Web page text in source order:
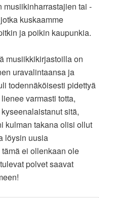
musiikinharrastajien tai -
kuskaamme
ja poikin kaupunkia.
musiikkikirjastoilla on
uravalintaansa ja
todennäköisesti pidettyä
varmasti totta,
sitä,
kulman takana olisi ollut
löysin uusia
ei ollenkaan ole
polvet saavat